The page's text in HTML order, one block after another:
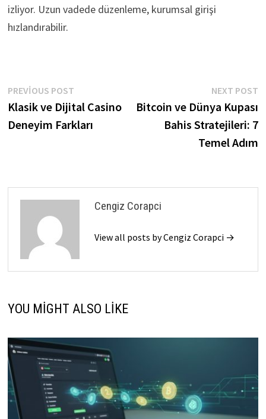
izliyor. Uzun vadede düzenleme, kurumsal girişi
hızlandırabilir.
Yazı
gezinmesi
PREVIOUS POSTPrevious
post:
Klasik ve Dijital Casino
Deneyim Farkları
NEXT POST
Bitcoin ve Dünya Kupası
Bahis Stratejileri: 7
Temel Adım
Cengiz Corapci
View all posts by Cengiz Corapci →
YOU MIGHT ALSO LIKE